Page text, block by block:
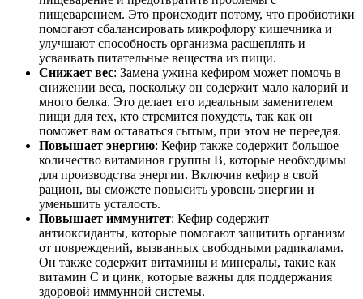
пищеварением. Это происходит потому, что пробиотики
помогают сбалансировать микрофлору кишечника и
улучшают способность организма расщеплять и
усваивать питательные вещества из пищи.
Снижает вес: Замена ужина кефиром может помочь в
снижении веса, поскольку он содержит мало калорий и
много белка. Это делает его идеальным заменителем
пищи для тех, кто стремится похудеть, так как он
поможет вам оставаться сытым, при этом не переедая.
Повышает энергию: Кефир также содержит большое
количество витаминов группы В, которые необходимы
для производства энергии. Включив кефир в свой
рацион, вы сможете повысить уровень энергии и
уменьшить усталость.
Повышает иммунитет: Кефир содержит
антиоксиданты, которые помогают защитить организм
от повреждений, вызванных свободными радикалами.
Он также содержит витамины и минералы, такие как
витамин С и цинк, которые важны для поддержания
здоровой иммунной системы.